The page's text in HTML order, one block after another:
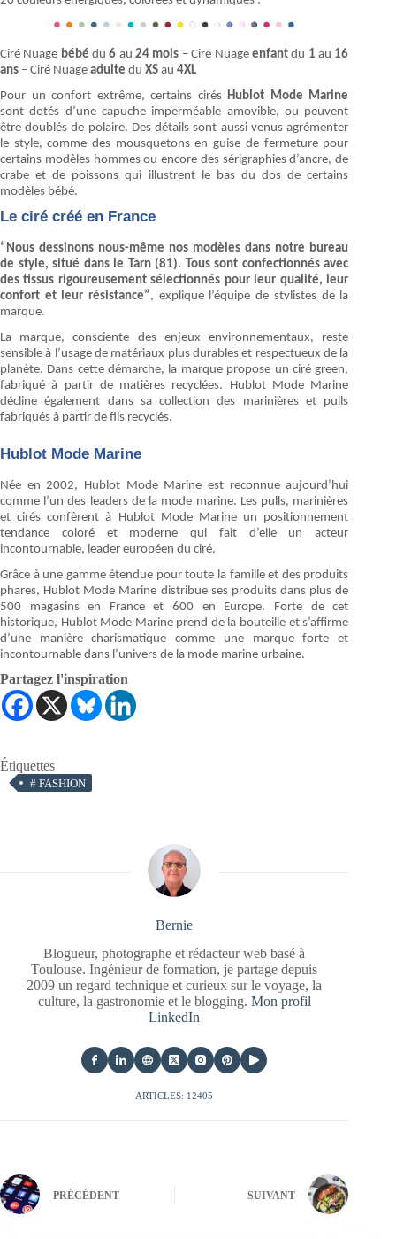
Ciré Nuage bébédu6 au24 mois – Ciré Nuage enfantdu 1 au 16
ans – Ciré Nuage adulte du XS au 4XL
Pour un confort extrême, certains cirés Hublot Mode Marine
sont dotés d’une capuche imperméable amovible, ou peuvent
être doublés de polaire. Des détails sont aussi venus agrémenter
le style, comme des mousquetons en guise de fermeture pour
certains modèles hommes ou encore des sérigraphies d’ancre, de
crabe et de poissons qui illustrent le bas du dos de certains
modèles bébé.
Le ciré créé en France
“Nous dessinons nous-même nos modèles dans notre bureau
de style, situé dans le Tarn (81). Tous sont confectionnés avec
des tissus rigoureusement sélectionnés pour leur qualité, leur
confort et leur résistance”, explique l’équipe de stylistes de la
marque.
La marque, consciente des enjeux environnementaux, reste
sensible à l’usage de matériaux plus durables et respectueux de la
planète. Dans cette démarche, la marque propose un ciré green,
fabriqué à partir de matières recyclées. Hublot Mode Marine
décline également dans sa collection des marinières et pulls
fabriqués à partir de fils recyclés.
Hublot Mode Marine
Née en 2002, Hublot Mode Marine est reconnue aujourd’hui
comme l’un des leaders de la mode marine. Les pulls, marinières
et cirés confèrent à Hublot Mode Marine un positionnement
tendance coloré et moderne qui fait d’elle un acteur
incontournable, leader européen du ciré.
Grâce à une gamme étendue pour toute la famille et des produits
phares, Hublot Mode Marine distribue ses produits dans plus de
500 magasins en France et 600 en Europe. Forte de cet
historique, Hublot Mode Marine prend de la bouteille et s’affirme
d’une manière charismatique comme une marque forte et
incontournable dans l’univers de la mode marine urbaine.
Partagez l'inspiration
Étiquettes
# FASHION
Bernie
Blogueur, photographe et rédacteur web basé à
Toulouse. Ingénieur de formation, je partage depuis
2009 un regard technique et curieux sur le voyage, la
culture, la gastronomie et le blogging. Mon profil
LinkedIn
ARTICLES: 12405
PRÉCÉDENT SUIVANT